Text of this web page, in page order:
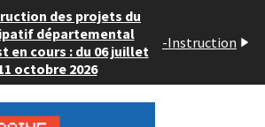
des projets du
départemental
en cours : du 06 juillet
octobre 2026
-Instruction